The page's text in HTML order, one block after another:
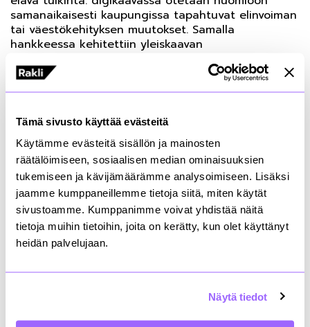
Tämä sivusto käyttää evästeitä
Käytämme evästeitä sisällön ja mainosten
räätälöimiseen, sosiaalisen median ominaisuuksien
tukemiseen ja kävijämäärämme analysoimiseen. Lisäksi
jaamme kumppaneillemme tietoja siitä, miten käytät
sivustoamme. Kumppanimme voivat yhdistää näitä
tietoja muihin tietoihin, joita on kerätty, kun olet käyttänyt
heidän palvelujaan.
Näytä tiedot
samanaikaisesti kaupungissa tapahtuvat elinvoiman
tai väestökehityksen muutokset. Samalla
hankkeessa kehitettiin yleiskaavan
suunnitteluprosesseissa, esimerkiksi
palveluverkkosuunnittelussa ja koulukuljetuksissa.
Digikaavoitus myös metsiin
Yleiskaavojen digiloikka ulottuu kaupunkien ja
kuntien lisäksi myös metsään. Suomen
Metsäkeskuksen, Metsäteollisuus ry:n, UPM-
Kymmene Oy:n, Hämeenlinnan kaupungin, Suomen
Ympäristökeskuksen ja Kuntaliiton hankkeessa
metsien yleiskaavatietojen digitointi
pilotoitiin Hämeenlinnassa, jonka yleiskaava-
Hankkeessa kehitettiin ajantasaisten yleiskaavojen